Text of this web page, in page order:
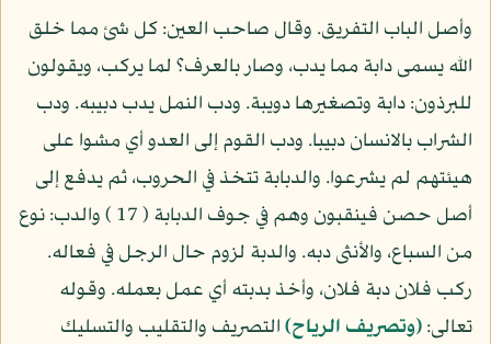
وأصل الباب التفريق. وقال صاحب العين: كل شئ مما خلق
الله يسمى دابة مما يدب، وصار بالعرف؟ لما يركب، ويقولون
للبرذون: دابة وتصغيرها دويبة. ودب النمل يدب دبيبه. ودب
الشراب بالانسان دبيبا. ودب القوم إلى العدو أي مشوا على
هيئتهم لم يشرعوا. والدبابة تتخذ في الحروب، ثم يدفع إلى
أصل حصن فينقبون وهم في جوف الدبابة ( 17 ) والدب: نوع
من السباع، والأنثى دبه. والدبة لزوم حال الرجل في فعاله.
ركب فلان دبة فلان، وأخذ بدبته أي عمل بعمله. وقوله
تعالى:(وتصريف الرياح)التصريف والتقليب والتسليك